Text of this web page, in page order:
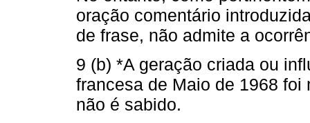
oração comentário
de frase, não admite a
9 (b) *A geração criada ou
francesa de Maio de 1968
não é sabido.